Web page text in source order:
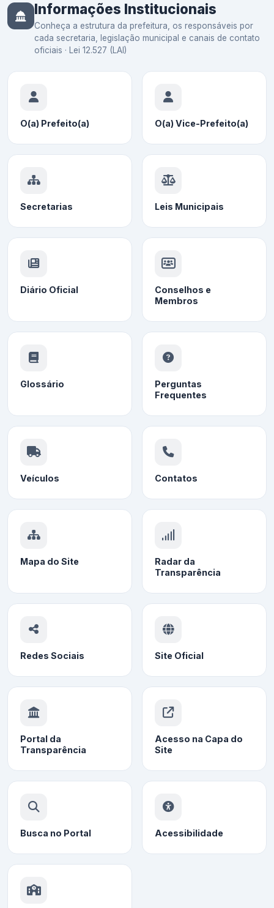
Informações Institucionais
Conheça a estrutura da prefeitura, os responsáveis por
cada secretaria, legislação municipal e canais de contato
oficiais · Lei 12.527 (LAI)
O(a) Prefeito(a) O(a) Vice-Prefeito(a)
Secretarias Leis Municipais
Diário Oficial
Conselhos e
Membros
Glossário
Perguntas
Frequentes
Veículos Contatos
Mapa do Site
Radar da
Transparência
Redes Sociais Site Oficial
Portal da
Transparência
Acesso na Capa do
Site
Busca no Portal Acessibilidade